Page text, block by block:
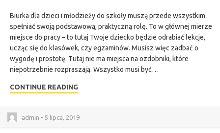
Biurka dla dzieci i młodzieży do szkoły muszą przede wszystkim
spełniać swoją podstawową, praktyczną rolę. To w głównej mierze
miejsce do pracy – to tutaj Twoje dziecko będzie odrabiać lekcje,
ucząc się do klasówek, czy egzaminów. Musisz więc zadbać o
wygodę i prostotę. Tutaj nie ma miejsca na ozdobniki, które
niepotrzebnie rozpraszają. Wszystko musi być…
CONTINUE READING
admin • 5 lipca, 2019